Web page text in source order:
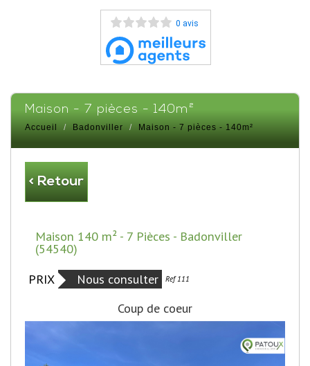
0 avis
maison - 7 pièces - 140m²
Accueil Badonviller Maison - 7 pièces - 140m²
< Retour
Maison 140 m² - 7 Pièces - Badonviller
(54540)
PRIX
Nous consulter Ref 111
Exclusivité
Coup de coeur